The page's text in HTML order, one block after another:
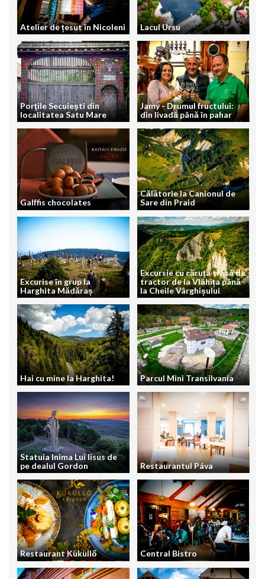
Atelier de țesut în Nicoleni Lacul Ursu
Porţile Secuieşti din
localitatea Satu Mare
Jamy - Drumul fructului:
din livadă până în pahar
Galffis chocolates
Călătorie la Canionul de
Sare din Praid
Excurise în grup la
Harghita Mădăraș
Excursie cu căruța trasă de
tractor de la Vlăhița până
la Cheile Vârghișului
Hai cu mine la Harghita! Parcul Mini Transilvania
Statuia Inima Lui Iisus de
pe dealul Gordon
Restaurantul Páva
Restaurant Küküllő Central Bistro